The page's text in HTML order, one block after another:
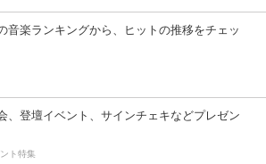
音楽ランキングから、ヒットの推移をチェッ
、登壇イベント、サインチェキなどプレゼン
ト特集